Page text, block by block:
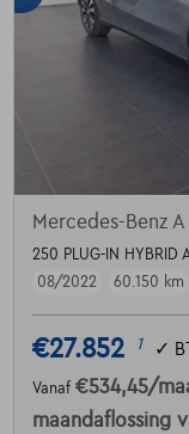
Mercedes-Benz A
250 PLUG-IN HYBRID
08/2022
60.150 km
€27.852 1 ✓
Vanaf €534,45/
maandaflossing